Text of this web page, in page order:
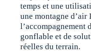
temps et une
une montagne
l’accompagnement
gonflable et de
réelles du terrain.